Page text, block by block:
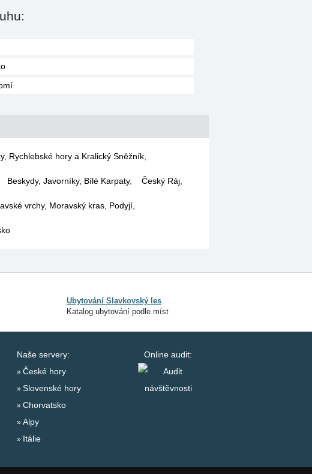
Rychlebské hory a Kralický Sněžník,
Beskydy, Javorníky, Bílé Karpaty, Český Ráj
vrchy, Moravský kras, Podyjí
Ubytování Slavkovský les
Katalog ubytování podle míst
Naše servery:
České hory
Slovenské hory
Chorvatsko
Alpy
Itálie
Online audit: